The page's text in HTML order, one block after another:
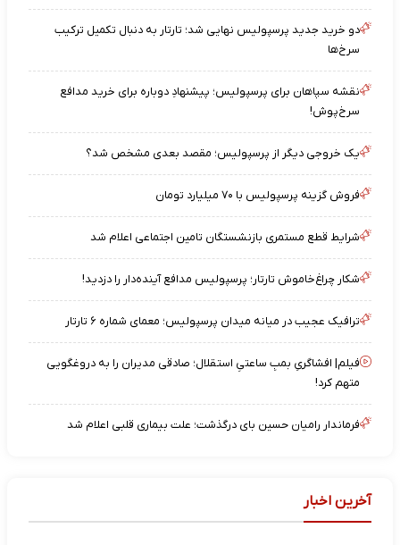
دو خرید جدید پرسپولیس نهایی شد؛ تارتار به دنبال تکمیل ترکیب
سرخ‌ها
نقشه‌ سپاهان برای پرسپولیس؛ پیشنهادِ دوباره برای خرید مدافع
سرخ‌پوش!
یک خروجی دیگر از پرسپولیس؛ مقصد بعدی مشخص شد؟
فروش گزینه پرسپولیس با ۷۰ میلیارد تومان
شرایط قطع مستمری بازنشستگان تامین اجتماعی اعلام شد
شکار چراغ‌خاموش تارتار؛ پرسپولیس مدافع آینده‌دار را دزدید!
ترافیک عجیب در میانه میدان پرسپولیس؛ معمای شماره ۶ تارتار
فیلم| افشاگریِ بمبِ ساعتیِ استقلال؛ صادقی مدیران را به دروغگویی
متهم کرد!
فرماندار رامیان حسین بای درگذشت؛ علت بیماری قلبی اعلام شد
آخرین اخبار